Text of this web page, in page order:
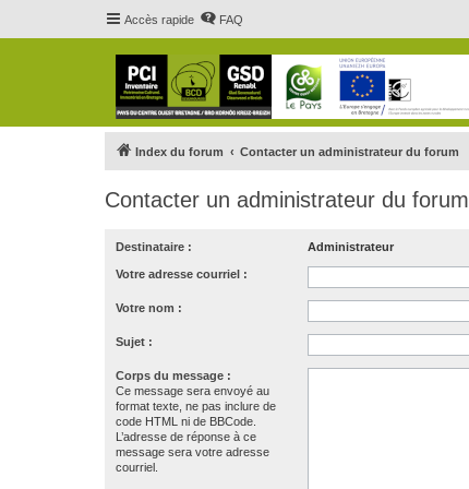
Accès rapide FAQ
Index du forum Contacter un administrateur du forum
Contacter un administrateur du forum
Destinataire : Administrateur
Votre adresse courriel :
Votre nom :
Sujet :
Corps du message :
Ce message sera envoyé au
format texte, ne pas inclure de
code HTML ni de BBCode.
L’adresse de réponse à ce
message sera votre adresse
courriel.